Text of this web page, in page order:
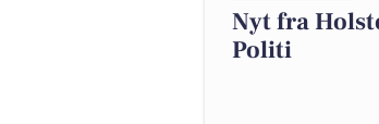
Nyt fra
Politi